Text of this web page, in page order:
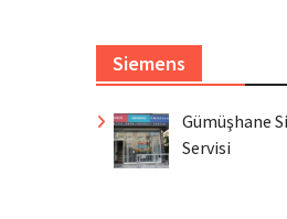
Siemens
Gümüşhane
Servisi